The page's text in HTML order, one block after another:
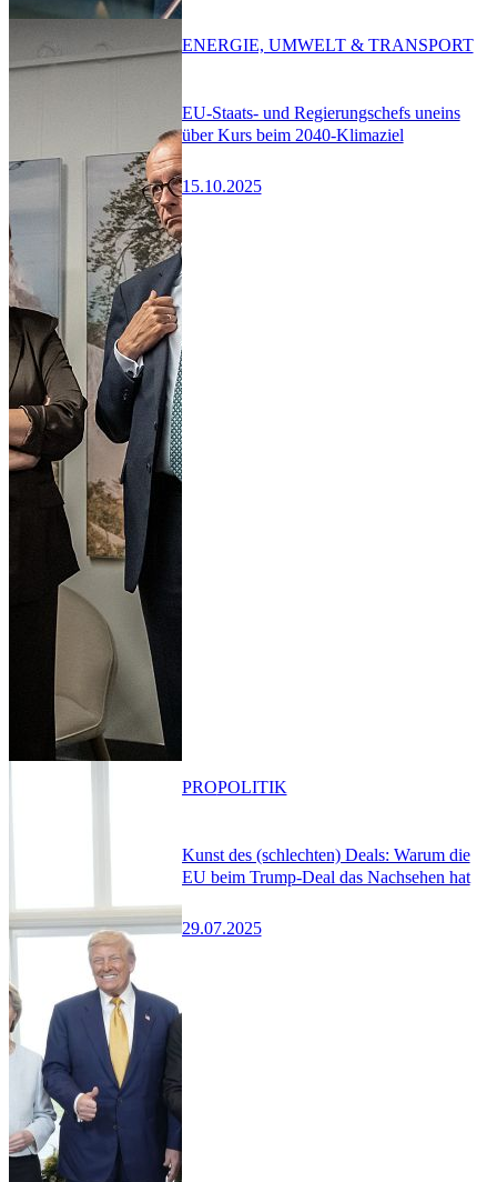
EU-Staats- und Regierungschefs uneins
über Kurs beim 2040-Klimaziel
15.10.2025
ENERGIE, UMWELT & TRANSPORT
Kunst des (schlechten) Deals: Warum die
EU beim Trump-Deal das Nachsehen hat
29.07.2025
PROPOLITIK